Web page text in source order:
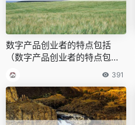
数字产品创业者的特点包括
（数字产品创业者的特点包括
哪些）
391